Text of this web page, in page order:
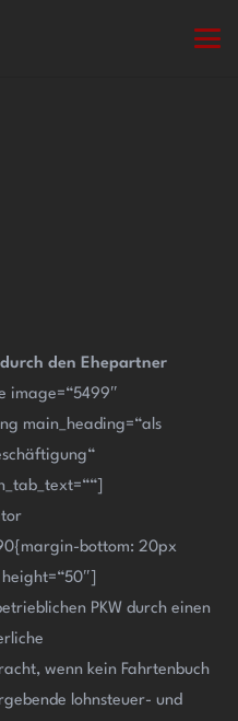
den Ehepartner
image=“5499″
main_heading=“als
bottom: 20px
PKW durch einen
wenn kein Fahrtenbuch
lohnsteuer- und